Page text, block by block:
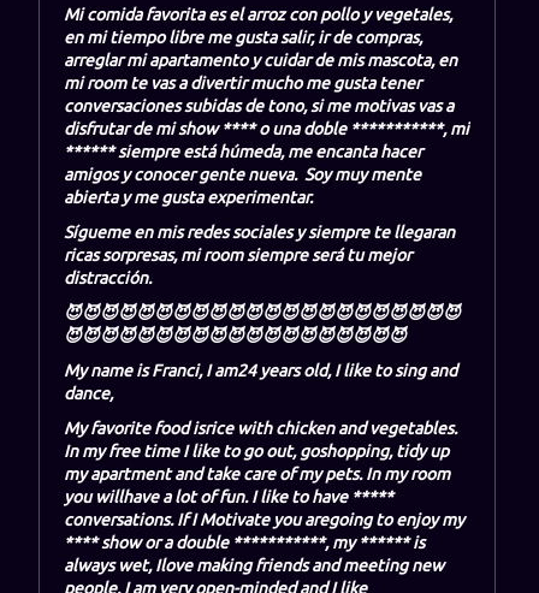
Mi comida favorita es el arroz con pollo y vegetales,
en mi tiempo libre me gusta salir, ir de compras,
arreglar mi apartamento y cuidar de mis mascota, en
mi room te vas a divertir mucho me gusta tener
conversaciones subidas de tono, si me motivas vas a
disfrutar de mi show **** o una doble ***********, mi
****** siempre está húmeda, me encanta hacer
amigos y conocer gente nueva. Soy muy mente
abierta y me gusta experimentar.
Sígueme en mis redes sociales y siempre te llegaran
ricas sorpresas, mi room siempre será tu mejor
distracción.
😈😈😈😈😈😈😈😈😈😈😈😈😈😈😈😈😈😈😈😈😈😈
😈😈😈😈😈😈😈😈😈😈😈😈😈😈😈😈😈😈😈
My name is Franci, I am24 years old, I like to sing and
dance,
My favorite food isrice with chicken and vegetables.
In my free time I like to go out, goshopping, tidy up
my apartment and take care of my pets. In my room
you willhave a lot of fun. I like to have *****
conversations. If I Motivate you aregoing to enjoy my
**** show or a double ***********, my ****** is
always wet, Ilove making friends and meeting new
people. I am very open-minded and I like